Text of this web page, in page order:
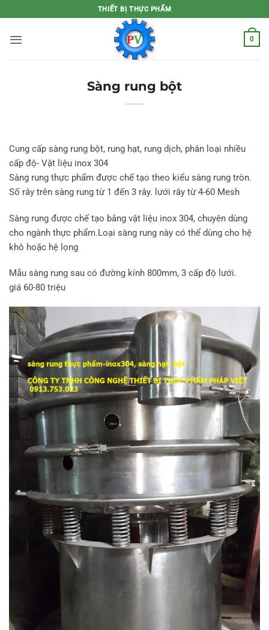
qua
nội
THIẾT BỊ THỰC PHẨM
0
Sàng rung bột
Cung cấp sàng rung bột, rung hạt, rung dịch, phân loại nhiều
cấp độ- Vật liệu inox 304
Sàng rung thực phẩm được chế tạo theo kiểu sàng rung tròn.
Số rây trên sàng rung từ 1 đến 3 rây. lưới rây từ 4-60 Mesh
Sàng rung được chế tạo bằng vật liệu inox 304, chuyên dùng
cho ngành thực phẩm.Loại sàng rung này có thể dùng cho hệ
khô hoặc hệ lọng
Mẫu sàng rung sau có đường kính 800mm, 3 cấp độ lưới.
giá 60-80 triệu